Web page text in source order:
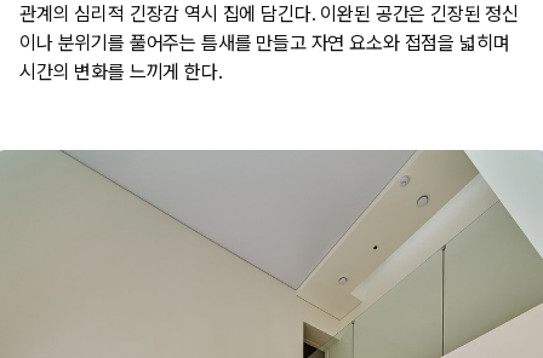
관계의 심리적 긴장감 역시 집에 담긴다. 이완된 공간은 긴장된 정신
이나 분위기를 풀어주는 틈새를 만들고 자연 요소와 접점을 넓히며
시간의 변화를 느끼게 한다.​